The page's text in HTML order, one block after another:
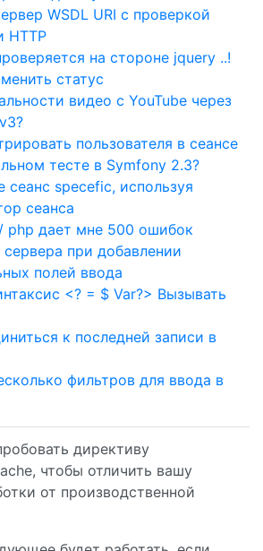
WSDL URI с проверкой
HTTP
на стороне jquery ..!
статус
видео с YouTube через
пользователя в сеансе
тесте в Symfony 2.3?
сеанс specefic, используя
сеанса
php дает мне 500 ошибок
сервера при добавлении
полей ввода
<? = $ Var?> Вызывать
к последней записи в
фильтров для ввода в
директиву
чтобы отличить вашу
от производственной